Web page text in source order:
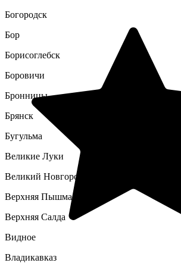
Богородск
Бор
Борисоглебск
Боровичи
Бронницы
Брянск
Бугульма
Великие Луки
Великий Новгород
Верхняя Пышма
Верхняя Салда
Видное
Владикавказ